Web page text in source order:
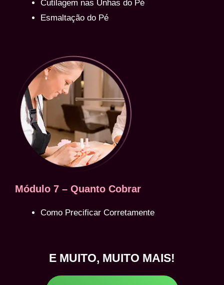
Cutilagem nas Unhas do Pé
Esmaltação do Pé
Módulo 7 – Quanto Cobrar
Como Precificar Corretamente
E MUITO, MUITO MAIS!